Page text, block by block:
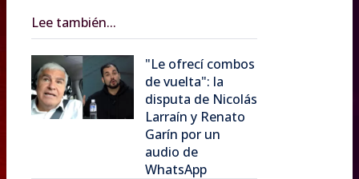
Lee también...
"Le ofrecí combos
de vuelta": la
disputa de Nicolás
Larraín y Renato
Garín por un
audio de
WhatsApp